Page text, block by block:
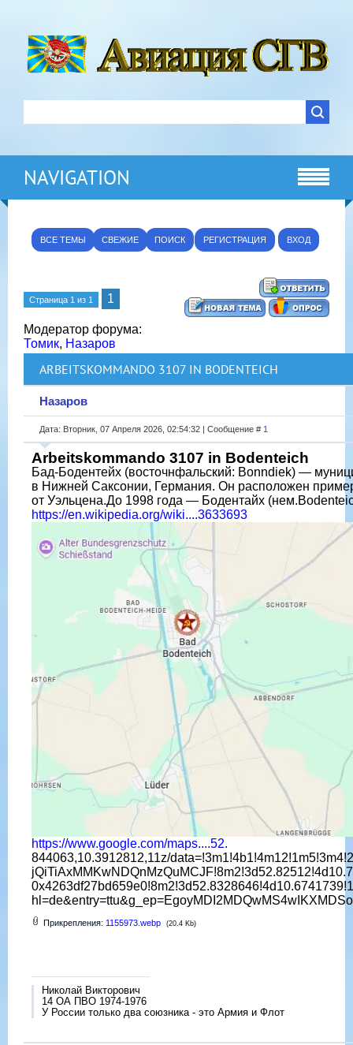
NAVIGATION
ВСЕ ТЕМЫ СВЕЖИЕ ПОИСК РЕГИСТРАЦИЯ ВХОД
Страница 1 из 1 1
Модератор форума:
Томик, Назаров
ARBEITSKOMMANDO 3107 IN BODENTEICH
Назаров
Дата: Вторник, 07 Апреля 2026, 02:54:32 | Сообщение # 1
Arbeitskommando 3107 in Bodenteich
Бад-Бодентейх (восточнфальский: Bonndiek) —
в Нижней Саксонии, Германия. Он расположен
от Уэльцена.До 1998 года — Бодентайх
https://en.wikipedia.org/wiki....3633693
https://www.google.com/maps....52.
844063,10.3912812,11z/
Прикрепления: 1155973.webp (20.4 Kb)
Николай Викторович
14 ОА ПВО 1974-1976
У России только два союзника - это Армия и Флот